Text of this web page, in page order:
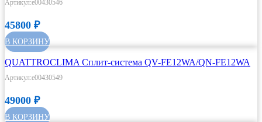
Артикул:e00430546
45800 ₽
В КОРЗИНУ
QUATTROCLIMA Сплит-система QV-FE12WA/QN-FE12WA
Артикул:e00430549
49000 ₽
В КОРЗИНУ